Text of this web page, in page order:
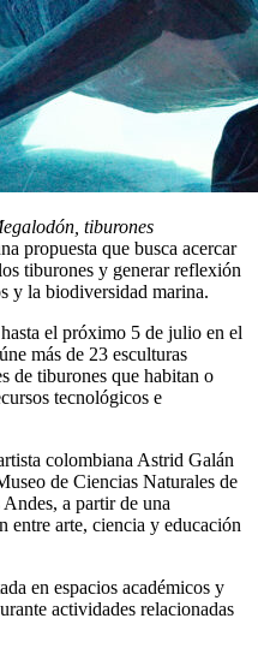
tiburones
propuesta que busca acercar
tiburones y generar reflexión
y la biodiversidad marina.
el próximo 5 de julio en el
más de 23 esculturas
de tiburones que habitan o
tecnológicos e
colombiana Astrid Galán
de Ciencias Naturales de
Andes, a partir de una
entre arte, ciencia y educación
en espacios académicos y
actividades relacionadas